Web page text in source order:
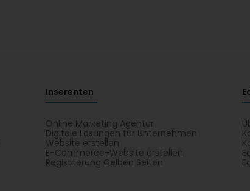
Inserenten
Online Marketing Agentur
Digitale Lösungen für Unternehmen
Website erstellen
E-Commerce-Website erstellen
Registrierung Gelben Seiten